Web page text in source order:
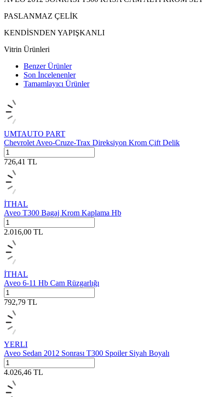
PASLANMAZ ÇELİK
KENDİSNDEN YAPIŞKANLI
Vitrin Ürünleri
Benzer Ürünler
Son İncelenenler
Tamamlayıcı Ürünler
UMTAUTO PART
Chevrolet Aveo-Cruze-Trax Direksiyon Krom Çift Delik
726,41 TL
İTHAL
Aveo T300 Bagaj Krom Kaplama Hb
2.016,00 TL
İTHAL
Aveo 6-11 Hb Cam Rüzgarlığı
792,79 TL
YERLI
Aveo Sedan 2012 Sonrası T300 Spoiler Siyah Boyalı
4.026,46 TL